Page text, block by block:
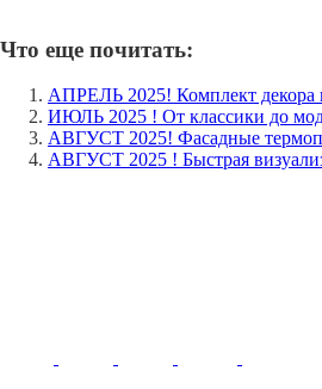
Что еще почитать:
АПРЕЛЬ 2025! Комплект декора
ИЮЛЬ 2025 ! От классики до
АВГУСТ 2025! Фасадные
АВГУСТ 2025 ! Быстрая